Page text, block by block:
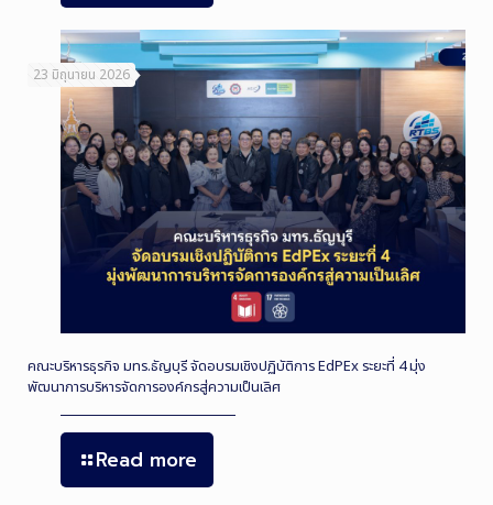
23 มิถุนายน 2026
คณะบริหารธุรกิจ มทร.ธัญบุรี จัดอบรมเชิงปฏิบัติการ EdPEx ระยะที่ 4 มุ่ง
พัฒนาการบริหารจัดการองค์กรสู่ความเป็นเลิศ
Read more